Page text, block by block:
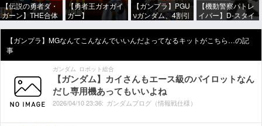
【伝説の勇者ダ・
ガーン】THE合体
ト」完成品トイ
【明日予約開始】
【勇者王ガオガイ
ガー】
【明日予約開始】
【ガンプラ】PGU
νガンダム、4割引
場所が…
【機動警察パトレ
イバー】D-スタイ
ル【再販予約開
【ガンプラ】MGなんてこんなんでいいんだよってなるキットがこちら…の記
事
ガンダム ロボット総合
【ガンダム】カイさんもエース級のパイロットなん
だし専用機あってもいいよね
2026/04/1023:36: ガンダムブログ（情報戦仕様）